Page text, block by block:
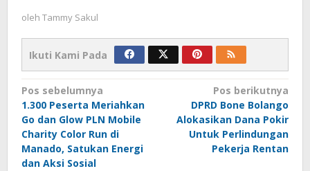
oleh Tammy Sakul
Ikuti Kami Pada
Navigasi
pos
Pos sebelumnya
1.300 Peserta Meriahkan
Go dan Glow PLN Mobile
Charity Color Run di
Manado, Satukan Energi
dan Aksi Sosial
Pos berikutnya
DPRD Bone Bolango
Alokasikan Dana Pokir
Untuk Perlindungan
Pekerja Rentan